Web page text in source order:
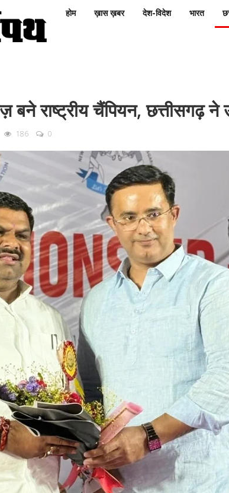
होम ख़ास ख़बर देश-विदेश भारत
बने राष्ट्रीय चैंपियन, छत्तीसगढ़ ने
186 0